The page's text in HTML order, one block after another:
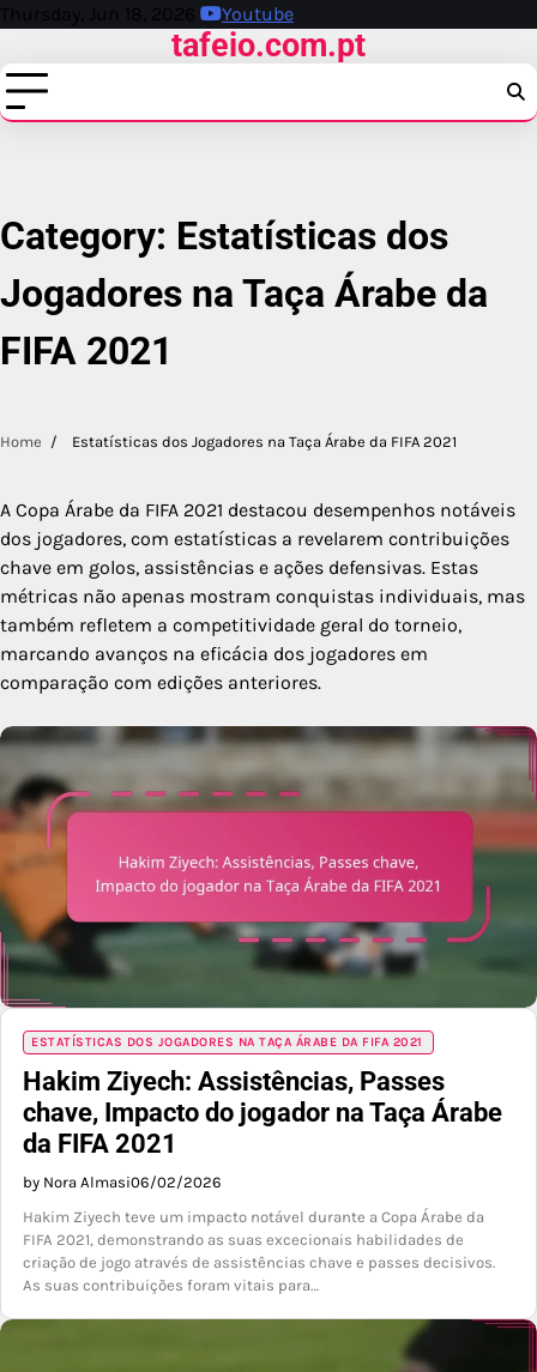
Skip
content
Thursday, Jun 18, 2026 Youtube
tafeio.com.pt
Category: Estatísticas dos
Jogadores na Taça Árabe da
FIFA 2021
Home Estatísticas dos Jogadores na Taça Árabe da FIFA 2021
A Copa Árabe da FIFA 2021 destacou desempenhos notáveis
dos jogadores, com estatísticas a revelarem contribuições
chave em golos, assistências e ações defensivas. Estas
métricas não apenas mostram conquistas individuais, mas
também refletem a competitividade geral do torneio,
marcando avanços na eficácia dos jogadores em
comparação com edições anteriores.
ESTATÍSTICAS DOS JOGADORES NA TAÇA ÁRABE DA FIFA 2021
Hakim Ziyech: Assistências, Passes
chave, Impacto do jogador na Taça Árabe
da FIFA 2021
by Nora Almasi06/02/2026
Hakim Ziyech teve um impacto notável durante a Copa Árabe da
FIFA 2021, demonstrando as suas excecionais habilidades de
criação de jogo através de assistências chave e passes decisivos.
As suas contribuições foram vitais para…